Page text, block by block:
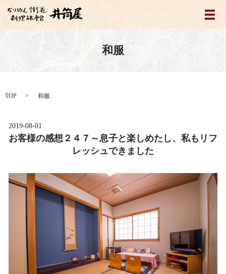
メ
和服
TOP 和服
2019-08-01
お客様の感想２４７～息子と楽しめたし、私もリフ
レッシュできました